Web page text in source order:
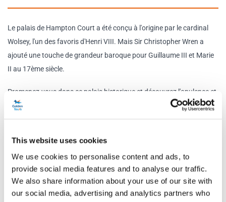
This website uses cookies
We use cookies to personalise content and ads, to
provide social media features and to analyse our traffic.
We also share information about your use of our site with
our social media, advertising and analytics partners who
Le palais de Hampton Court a été conçu à l'origine par le cardinal
Wolsey, l'un des favoris d'Henri VIII. Mais Sir Christopher Wren a
ajouté une touche de grandeur baroque pour Guillaume III et Marie
II au 17ème siècle.
Promenez-vous dans ce palais historique et découvrez l'opulence et
la beauté de chaque pièce. Voyez si vous pouvez trouver les initiales
imbriquées d'Henri VIII et de sa malheureuse seconde épouse Anne
son innocence à Henry.
Découvrez les vastes cuisines où ils prépareront d'extravagants
repas Tudor, tels que des cygnes rôtis et des dauphins chassés, et